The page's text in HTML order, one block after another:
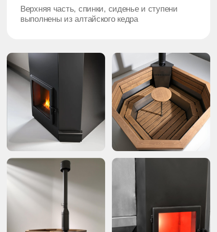
Дополнительные
опции
Приложение
для управления
банным чаном
Установим дополнительно
Рассчитать стоимость установки